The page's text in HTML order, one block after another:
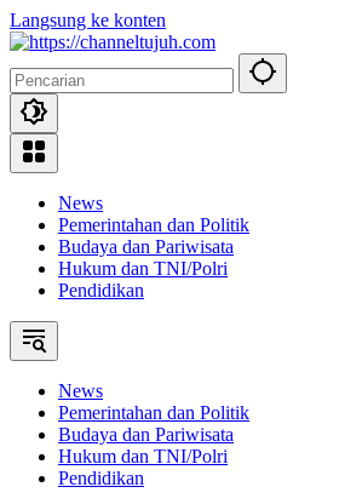
Langsung ke konten
News
Pemerintahan dan Politik
Budaya dan Pariwisata
Hukum dan TNI/Polri
Pendidikan
News
Pemerintahan dan Politik
Budaya dan Pariwisata
Hukum dan TNI/Polri
Pendidikan